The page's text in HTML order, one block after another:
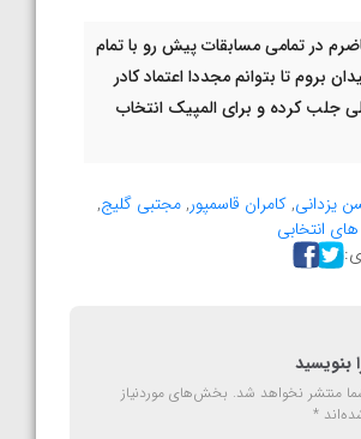
در تمامی مسابقات پیش رو با تمام
بروم تا بتوانم مجددا اعتماد کادر
جلب کرده و برای المپیک انتخاب
یزدانی,کامران قاسمپور,مجتبی گلیج,
انتخابی
بنویسید
منتشر نخواهد شد. بخش‌های موردنیاز
*